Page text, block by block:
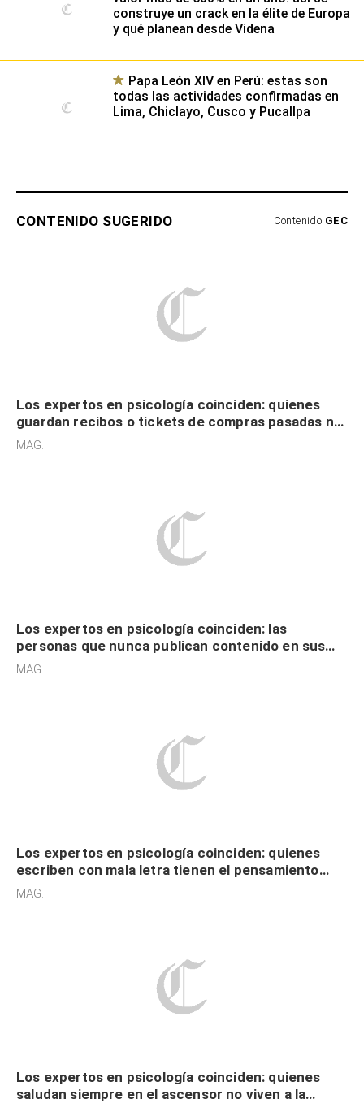
construye un crack en la élite de Europa
y qué planean desde Videna
Papa León XIV en Perú: estas son
todas las actividades confirmadas en
Lima, Chiclayo, Cusco y Pucallpa
CONTENIDO SUGERIDO Contenido GEC
Los expertos en psicología coinciden: quienes
guardan recibos o tickets de compras pasadas no
son acumuladores, sino que tienen necesidad de
MAG.
Los expertos en psicología coinciden: las
personas que nunca publican contenido en sus
redes sociales no pretenden buscar validación
MAG.
Los expertos en psicología coinciden: quienes
escriben con mala letra tienen el pensamiento
acelerado y no lo hacen por desinterés
MAG.
Los expertos en psicología coinciden: quienes
saludan siempre en el ascensor no viven a la